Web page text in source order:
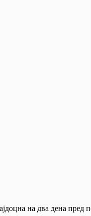
на два дена пред